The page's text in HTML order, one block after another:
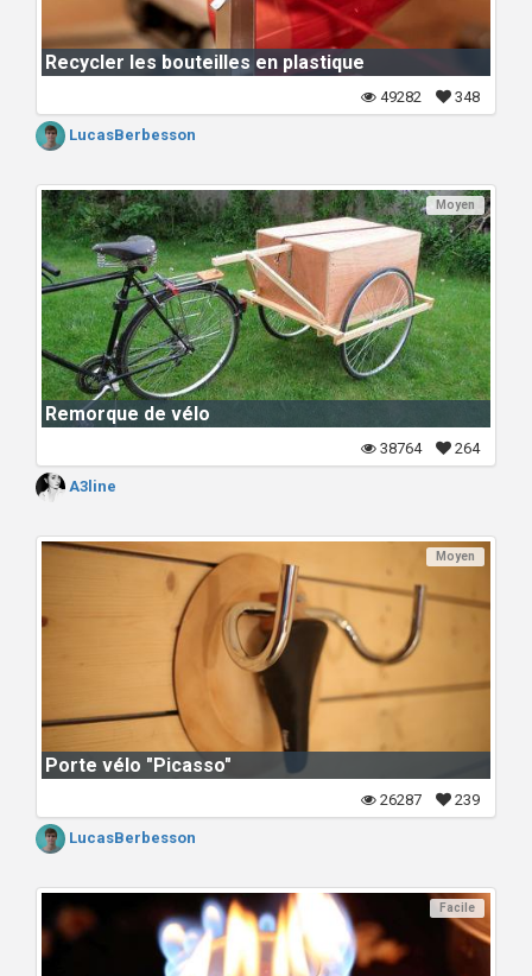
Recycler les bouteilles en plastique
348
49282
LucasBerbesson
Moyen
Remorque de vélo
264
38764
A3line
Moyen
Porte vélo "Picasso"
239
26287
LucasBerbesson
Facile